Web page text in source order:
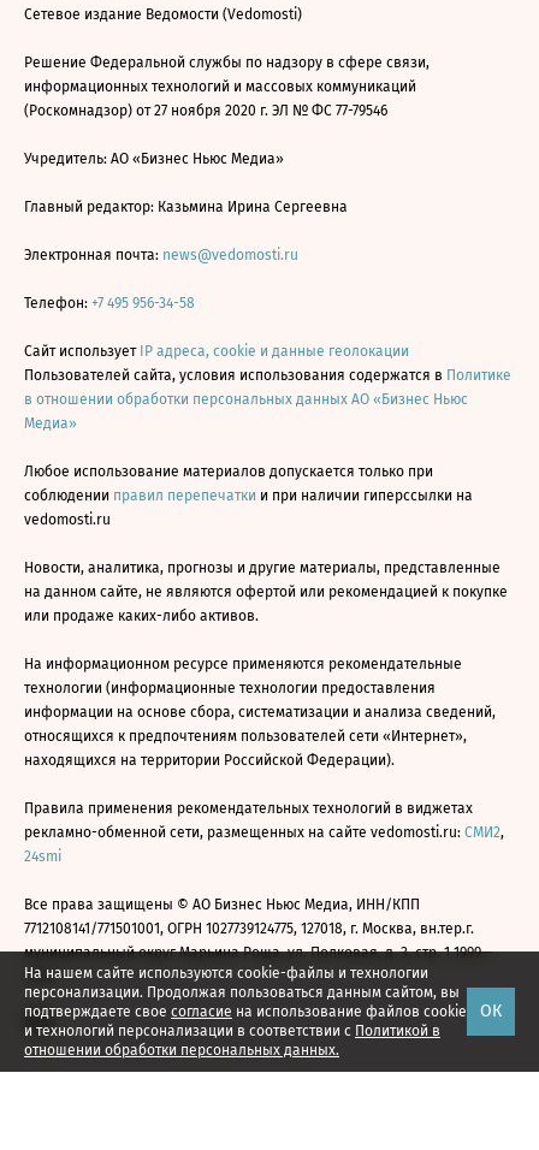
На нашем сайте используются cookie-файлы и технологии
персонализации. Продолжая пользоваться данным сайтом, вы
подтверждаете свое согласие на использование файлов cookie
и технологий персонализации в соответствии с Политикой в
отношении обработки персональных данных.
ОК
Сетевое издание Ведомости (Vedomosti)
Решение Федеральной службы по надзору в сфере связи,
информационных технологий и массовых коммуникаций
(Роскомнадзор) от 27 ноября 2020 г. ЭЛ № ФС 77-79546
Учредитель: АО «Бизнес Ньюс Медиа»
Главный редактор: Казьмина Ирина Сергеевна
Электронная почта: news@vedomosti.ru
Телефон: +7 495 956-34-58
Сайт использует IP адреса, cookie и данные геолокации
Пользователей сайта, условия использования содержатся в Политике
в отношении обработки персональных данных АО «Бизнес Ньюс
Медиа»
Любое использование материалов допускается только при
соблюдении правил перепечатки и при наличии гиперссылки на
vedomosti.ru
Новости, аналитика, прогнозы и другие материалы, представленные
на данном сайте, не являются офертой или рекомендацией к покупке
или продаже каких-либо активов.
На информационном ресурсе применяются рекомендательные
технологии (информационные технологии предоставления
информации на основе сбора, систематизации и анализа сведений,
относящихся к предпочтениям пользователей сети «Интернет»,
находящихся на территории Российской Федерации).
Правила применения рекомендательных технологий в виджетах
рекламно-обменной сети, размещенных на сайте vedomosti.ru: СМИ2,
24smi
Все права защищены © АО Бизнес Ньюс Медиа, ИНН/КПП
7712108141/771501001, ОГРН 1027739124775, 127018, г. Москва, вн.тер.г.
муниципальный округ Марьина Роща, ул. Полковая, д. 3, стр. 1 1999—
2026